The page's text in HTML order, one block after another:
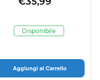
Disponibile
Aggiungi al Carrello